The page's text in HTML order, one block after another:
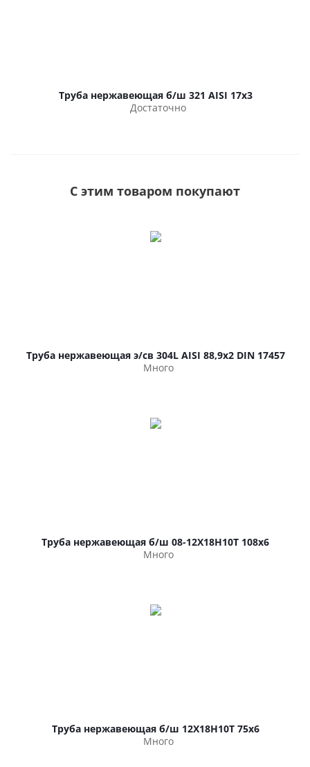
Труба нержавеющая б/ш 321 AISI 17х3
Достаточно
С этим товаром покупают
Труба нержавеющая э/св 304L AISI 88,9х2 DIN 17457
Много
Труба нержавеющая б/ш 08-12Х18Н10Т 108х6
Много
Труба нержавеющая б/ш 12Х18Н10Т 75х6
Много